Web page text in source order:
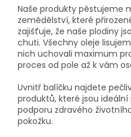
Naše produkty pěstujeme
zemědělství, které
zajišťuje, že naše plodiny
chuti. Všechny oleje
nich uchovali maximum
proces od pole až k vám
Uvnitř balíčku najdete
produktů, které jsou
podporu zdravého
pokožku.